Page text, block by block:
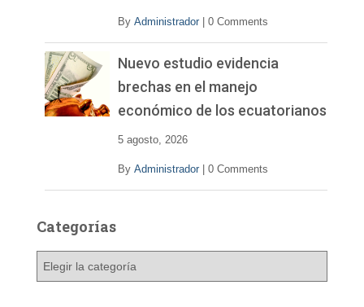
By Administrador 0 Comments
Nuevo estudio evidencia
brechas en el manejo
económico de los ecuatorianos
5 agosto, 2026
By Administrador 0 Comments
Categorías